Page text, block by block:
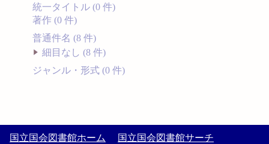
統一タイトル (0 件)
著作 (0 件)
普通件名 (8 件)
細目なし (8 件)
ジャンル・形式 (0 件)
国立国会図書館ホーム 国立国会図書館サーチ